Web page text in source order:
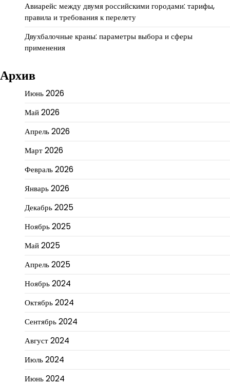
Авиарейс между двумя российскими городами: тарифы,
правила и требования к перелету
Двухбалочные краны: параметры выбора и сферы
применения
Архив
Июнь 2026
Май 2026
Апрель 2026
Март 2026
Февраль 2026
Январь 2026
Декабрь 2025
Ноябрь 2025
Май 2025
Апрель 2025
Ноябрь 2024
Октябрь 2024
Сентябрь 2024
Август 2024
Июль 2024
Июнь 2024